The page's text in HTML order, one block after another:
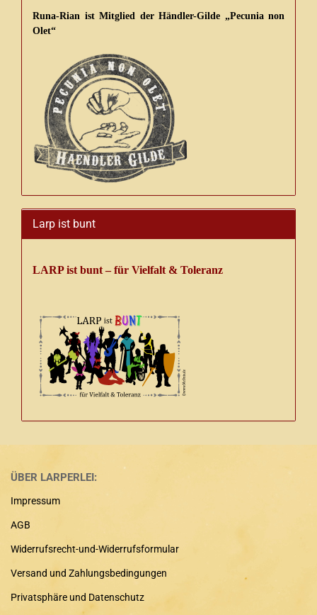
Runa-Rian ist Mitglied der Händler-Gilde „Pecunia non
Olet“
Larp ist bunt
LARP ist bunt – für Vielfalt & Toleranz
ÜBER LARPERLEI:
Impressum
AGB
Widerrufsrecht-und-Widerrufsformular
Versand und Zahlungsbedingungen
Privatsphäre und Datenschutz